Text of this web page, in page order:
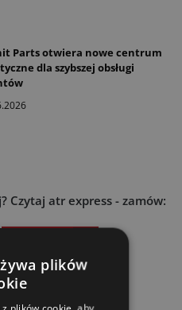
Parts otwiera nowe centrum
dla szybszej obsługi
Czytaj atr express - zamów:
plików
plików cookie, aby